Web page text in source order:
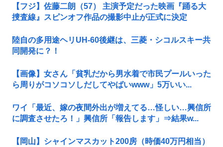
【フジ】佐藤二朗（57） 主演予定だった映画『踊る大
捜査線』スピンオフ作品の撮影中止が正式に決定
陸自の多用途ヘリUH-60後継は、三菱・シコルスキー共
同開発に？！
【画像】女さん「貧乳だから男水着で市民プールいった
ら周りがコソコソしだしてやばいwww」5万いい...
ワイ「最近、嫁の夜間外出が増えてる…怪しい…興信所
に調査させたろ！」興信所「報告します」⇒結果w...
【岡山】シャインマスカット200房（時価40万円相当）